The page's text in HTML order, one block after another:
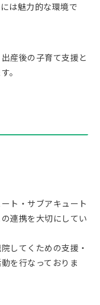
は魅力的な環境で
産後の子育て支援と
。
ト・サブアキュート
連携を大切にしてい
してくための支援・
を行なっておりま